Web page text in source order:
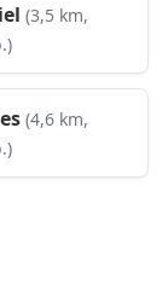
(3,5 km,
(4,6 km,